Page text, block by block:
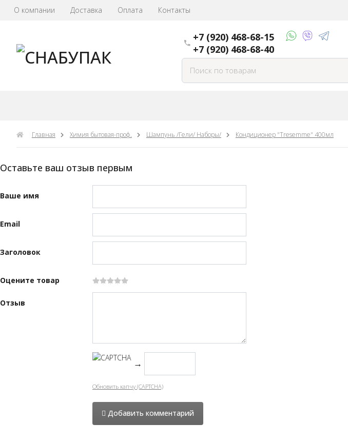
О компании Доставка Оплата Контакты
+7 (920) 468-68-15
+7 (920) 468-68-40
Главная Химия бытовая-проф. Шампунь /Гели/ Наборы/ Кондиционер "Tresemme" 400мл
Оставьте ваш отзыв первым
Ваше имя
Email
Заголовок
Оцените товар
Отзыв
→
Обновить капчу (CAPTCHA)
Добавить комментарий